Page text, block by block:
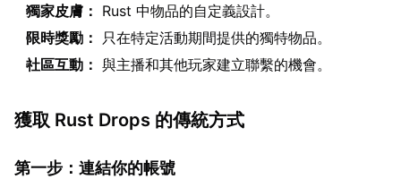
獨家皮膚： Rust 中物品的自定義設計。
限時獎勵：
只在特定活動期間提供的獨特物品。
社區互動： 與主播和其他玩家建立聯繫的機會。
獲取 Rust Drops 的傳統方式
第一步：連結你的帳號